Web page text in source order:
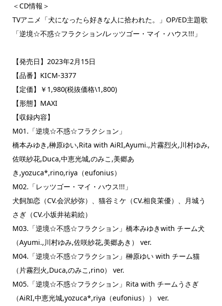
＜CD情報＞
TVアニメ「犬になったら好きな人に拾われた。」OP/ED主題歌
「逆境☆不惑☆フラクション/レッツゴー・マイ・ハウス!!!」
【発売日】2023年2月15日
【品番】KICM-3377
【定価】￥1,980(税抜価格\1,800)
【形態】MAXI
【収録内容】
M01.「逆境☆不惑☆フラクション」
橋本みゆき,榊原ゆい,Rita with AiRI,Ayumi.,片霧烈火,川村ゆみ,
佐咲紗花,Duca,中恵光城,のみこ,美郷あ
き,yozuca*,rino,riya（eufonius）
M02.「レッツゴー・マイ・ハウス!!!」
犬飼加恋（CV.会沢紗弥）、猫谷ミケ（CV.相良茉優）、月城う
さぎ（CV.小坂井祐莉絵）
M03.「逆境☆不惑☆フラクション」橋本みゆきwith チーム犬
（Ayumi.,川村ゆみ,佐咲紗花,美郷あき） ver.
M04.「逆境☆不惑☆フラクション」榊原ゆい with チーム猫
（片霧烈火,Duca,のみこ,rino） ver.
M05.「逆境☆不惑☆フラクション」Rita with チームうさぎ
（AiRI,中恵光城,yozuca*,riya（eufonius）） ver.